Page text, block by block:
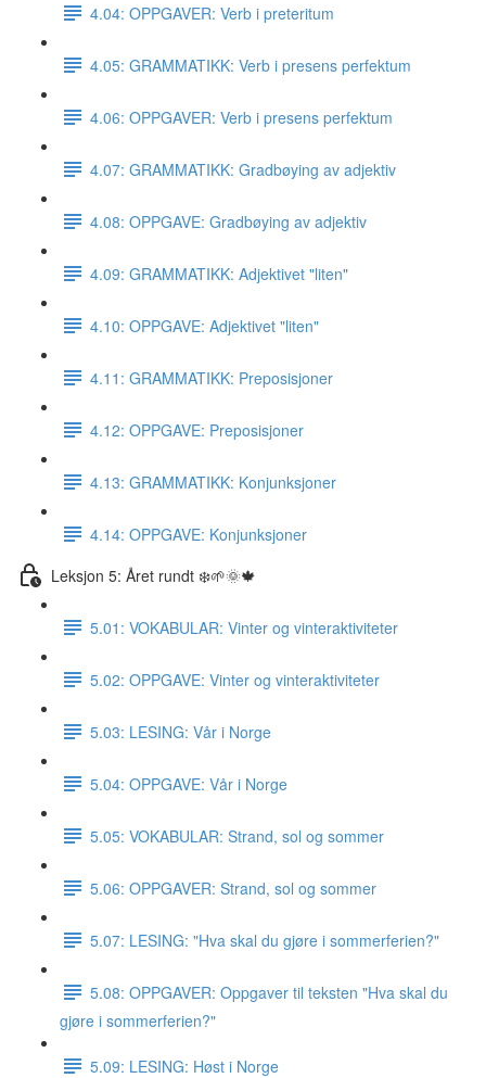
4.04: OPPGAVER: Verb i preteritum
4.05: GRAMMATIKK: Verb i presens perfektum
4.06: OPPGAVER: Verb i presens perfektum
4.07: GRAMMATIKK: Gradbøying av adjektiv
4.08: OPPGAVE: Gradbøying av adjektiv
4.09: GRAMMATIKK: Adjektivet "liten"
4.10: OPPGAVE: Adjektivet "liten"
4.11: GRAMMATIKK: Preposisjoner
4.12: OPPGAVE: Preposisjoner
4.13: GRAMMATIKK: Konjunksjoner
4.14: OPPGAVE: Konjunksjoner
Leksjon 5: Året rundt ❄️🌱🌞🍁
5.01: VOKABULAR: Vinter og vinteraktiviteter
5.02: OPPGAVE: Vinter og vinteraktiviteter
5.03: LESING: Vår i Norge
5.04: OPPGAVE: Vår i Norge
5.05: VOKABULAR: Strand, sol og sommer
5.06: OPPGAVER: Strand, sol og sommer
5.07: LESING: "Hva skal du gjøre i sommerferien?"
5.08: OPPGAVER: Oppgaver til teksten "Hva skal du
gjøre i sommerferien?"
5.09: LESING: Høst i Norge